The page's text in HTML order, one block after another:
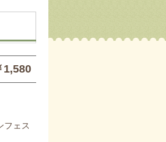
1,580
フェス